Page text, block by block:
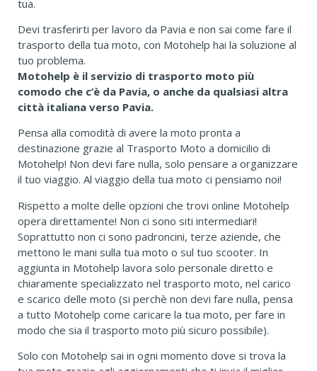
tua.
Devi trasferirti per lavoro da Pavia e non sai come fare il
trasporto della tua moto, con Motohelp hai la soluzione al
tuo problema.
Motohelp è il servizio di trasporto moto più
comodo che c’è da Pavia, o anche da qualsiasi altra
città italiana verso Pavia.
Pensa alla comodità di avere la moto pronta a
destinazione grazie al Trasporto Moto a domicilio di
Motohelp! Non devi fare nulla, solo pensare a organizzare
il tuo viaggio. Al viaggio della tua moto ci pensiamo noi!
Rispetto a molte delle opzioni che trovi online Motohelp
opera direttamente! Non ci sono siti intermediari!
Soprattutto non ci sono padroncini, terze aziende, che
mettono le mani sulla tua moto o sul tuo scooter. In
aggiunta in Motohelp lavora solo personale diretto e
chiaramente specializzato nel trasporto moto, nel carico
e scarico delle moto (si perchè non devi fare nulla, pensa
a tutto Motohelp come caricare la tua moto, per fare in
modo che sia il trasporto moto più sicuro possibile).
Solo con Motohelp sai in ogni momento dove si trova la